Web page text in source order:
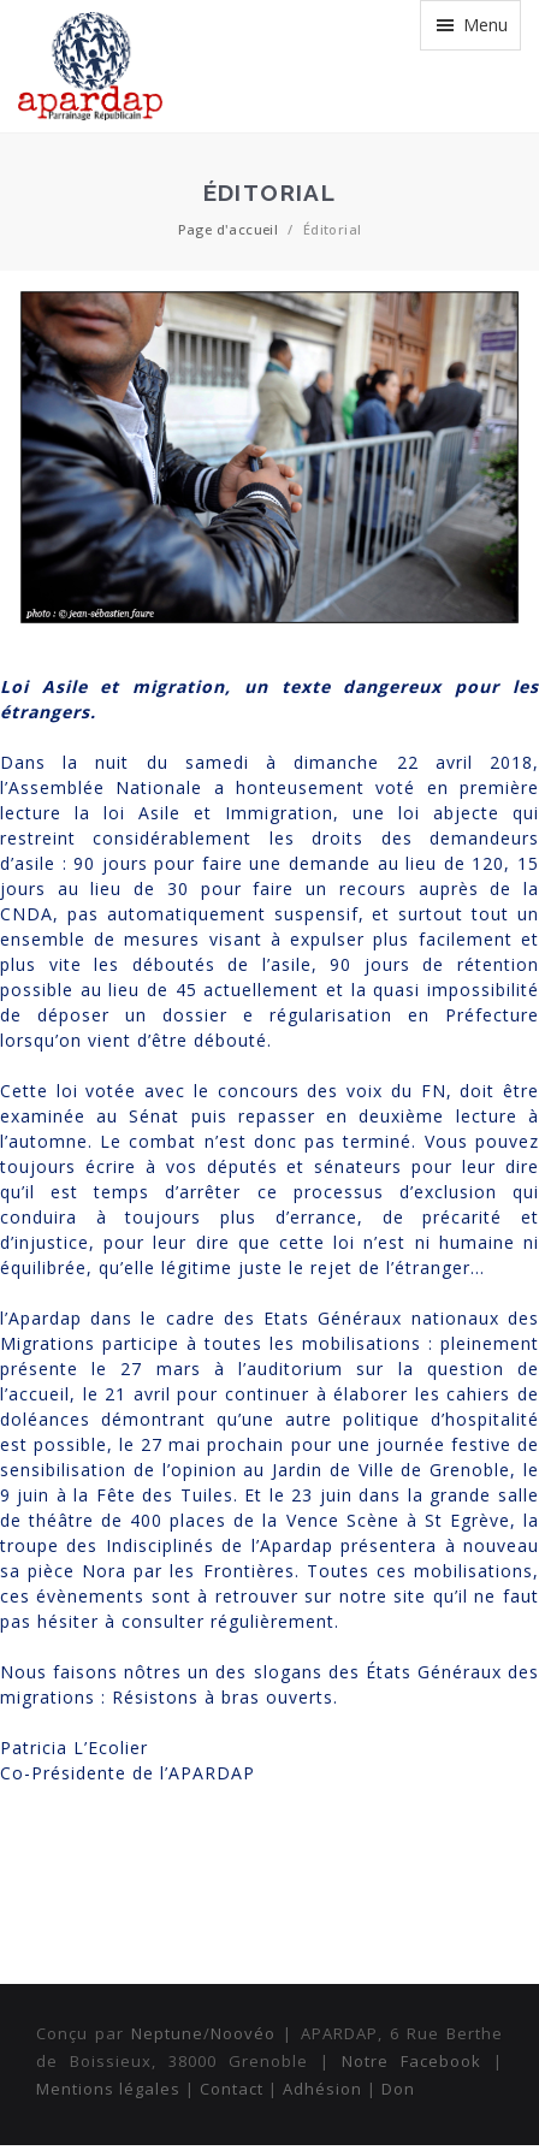
Menu
ÉDITORIAL
Page d'accueil / Éditorial
Loi Asile et migration, un texte dangereux pour les
étrangers.
Dans la nuit du samedi à dimanche 22 avril 2018,
l’Assemblée Nationale a honteusement voté en première
lecture la loi Asile et Immigration, une loi abjecte qui
restreint considérablement les droits des demandeurs
d’asile : 90 jours pour faire une demande au lieu de 120, 15
jours au lieu de 30 pour faire un recours auprès de la
CNDA, pas automatiquement suspensif, et surtout tout un
ensemble de mesures visant à expulser plus facilement et
plus vite les déboutés de l’asile, 90 jours de rétention
possible au lieu de 45 actuellement et la quasi impossibilité
de déposer un dossier e régularisation en Préfecture
lorsqu’on vient d’être débouté.
Cette loi votée avec le concours des voix du FN, doit être
examinée au Sénat puis repasser en deuxième lecture à
l’automne. Le combat n’est donc pas terminé. Vous pouvez
toujours écrire à vos députés et sénateurs pour leur dire
qu’il est temps d’arrêter ce processus d’exclusion qui
conduira à toujours plus d’errance, de précarité et
d’injustice, pour leur dire que cette loi n’est ni humaine ni
équilibrée, qu’elle légitime juste le rejet de l’étranger…
l’Apardap dans le cadre des Etats Généraux nationaux des
Migrations participe à toutes les mobilisations : pleinement
présente le 27 mars à l’auditorium sur la question de
l’accueil, le 21 avril pour continuer à élaborer les cahiers de
doléances démontrant qu’une autre politique d’hospitalité
est possible, le 27 mai prochain pour une journée festive de
sensibilisation de l’opinion au Jardin de Ville de Grenoble, le
9 juin à la Fête des Tuiles. Et le 23 juin dans la grande salle
de théâtre de 400 places de la Vence Scène à St Egrève, la
troupe des Indisciplinés de l’Apardap présentera à nouveau
sa pièce Nora par les Frontières. Toutes ces mobilisations,
ces évènements sont à retrouver sur notre site qu’il ne faut
pas hésiter à consulter régulièrement.
Nous faisons nôtres un des slogans des États Généraux des
migrations : Résistons à bras ouverts.
Patricia L’Ecolier
Co-Présidente de l’APARDAP
Conçu par Neptune/Noovéo
| APARDAP, 6 Rue Berthe
de Boissieux, 38000 Grenoble | Notre Facebook
|
Mentions légales | Contact | Adhésion | Don